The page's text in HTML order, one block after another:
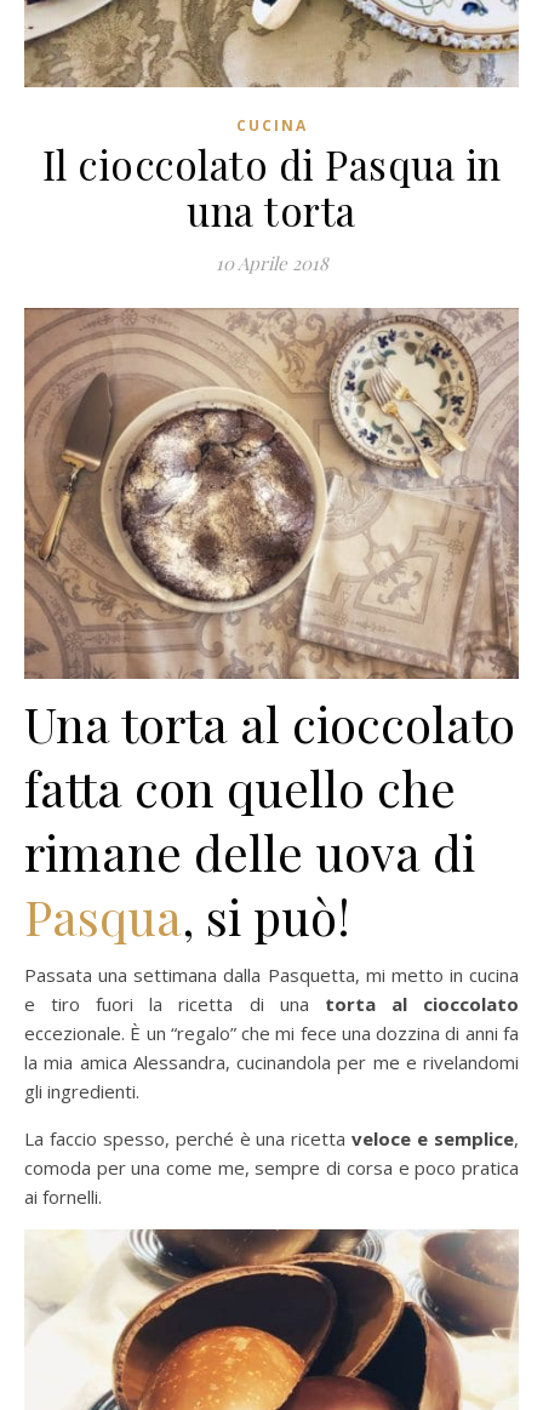
CUCINA
Il cioccolato di Pasqua in
una torta
10 Aprile 2018
Una torta al cioccolato
fatta con quello che
rimane delle uova di
Pasqua, si può!
Passata una settimana dalla Pasquetta, mi metto in cucina
e tiro fuori la ricetta di una torta al cioccolato
eccezionale. È un “regalo” che mi fece una dozzina di anni fa
la mia amica Alessandra, cucinandola per me e rivelandomi
gli ingredienti.
La faccio spesso, perché è una ricettaveloce e semplice,
comoda per una come me, sempre di corsa e poco pratica
ai fornelli.